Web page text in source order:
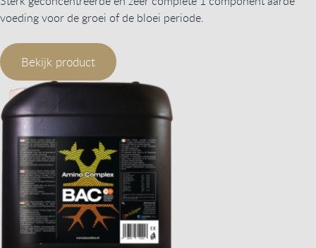
voeding voor de groei of de bloei periode.
Bekijk product